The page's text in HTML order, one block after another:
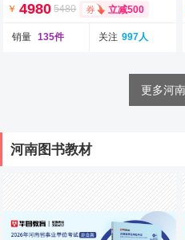
￥ 4980 5480 立减500
销量 135件 关注 997人
更多河南
河南图书教材